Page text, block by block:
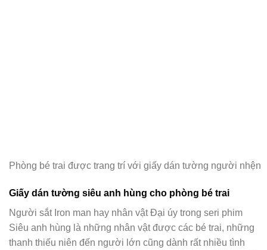
Phòng bé trai được trang trí với giấy dán tường người nhện
Giấy dán tường siêu anh hùng cho phòng bé trai
Người sắt Iron man hay nhân vật Đại úy trong seri phim
Siêu anh hùng là những nhân vật được các bé trai, những
thanh thiếu niên đến người lớn cũng dành rất nhiều tình